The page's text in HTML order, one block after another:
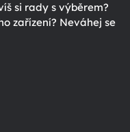
si rady s výběrem?
zařízení? Neváhej se